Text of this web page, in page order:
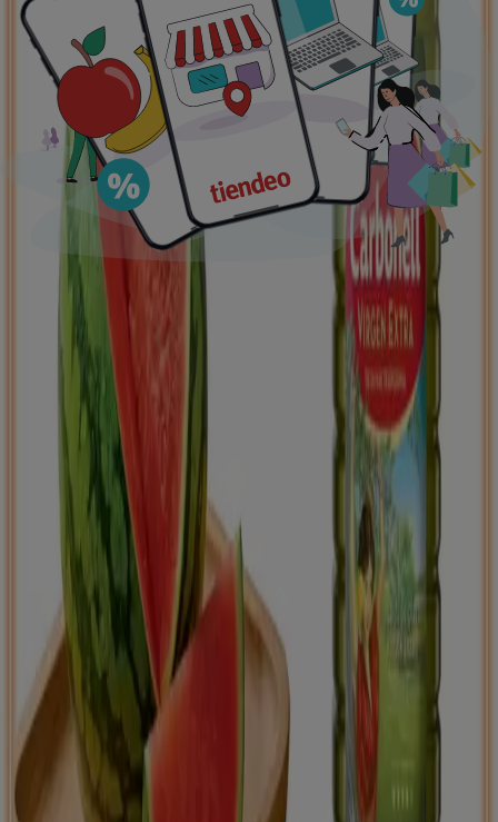
Ofertas destacadas
supermercados jardín y bricolaje Freidora de airepatinete
eléctrico
aceite de olivacomida
asiáticaaguacatesbomba de agua
Tiendeo en tu ciudad
Barcelona Sevilla
Zaragoza
Palma de Mallorca Alicante
Murcia
Las Palmas de Gran Canaria
Valladolid
Vigo
Granada
Ver más ciudades
Descargar la APP
Tiendeo international
España Italia United Kingdom México
Brasil
Colombia
Argentina France
United States
Nederland
Deutschland
Portugal
Australia
Türkiye Norge
Österreich
Sverige
Ecuador South Africa
Canada
Danmark
Suomi Ελλάδα 한국
Schweiz
United Arab Emirates
Ceská republika
Slovenská republika
Magyarország
България